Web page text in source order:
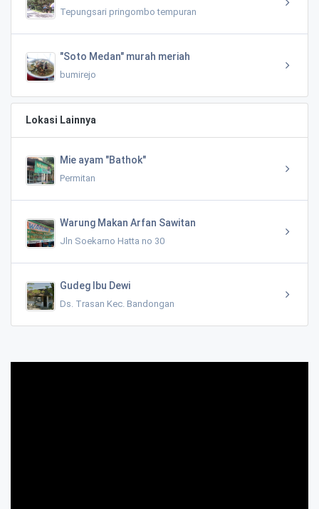
Tepungsari pringombo tempuran
"Soto Medan" murah meriah
bumirejo
Lokasi Lainnya
Mie ayam "Bathok"
Permitan
Warung Makan Arfan Sawitan
Jln Soekarno Hatta no 30
Gudeg Ibu Dewi
Ds. Trasan Kec. Bandongan